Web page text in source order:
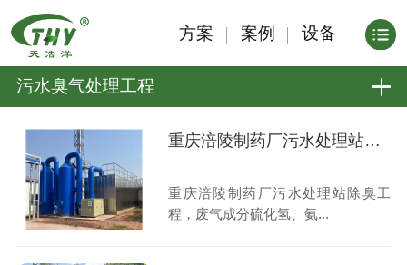
方案 案例 设备
污水臭气处理工程
重庆涪陵制药厂污水处理站除臭工程
重庆涪陵制药厂污水处理站除臭工
程，废气成分硫化氢、氨...